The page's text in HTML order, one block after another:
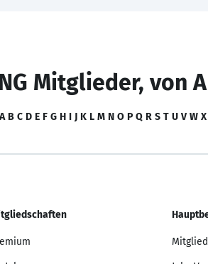
Mitglieder, von
A B C D E F G H I J K L M N O P Q R S T U V W X